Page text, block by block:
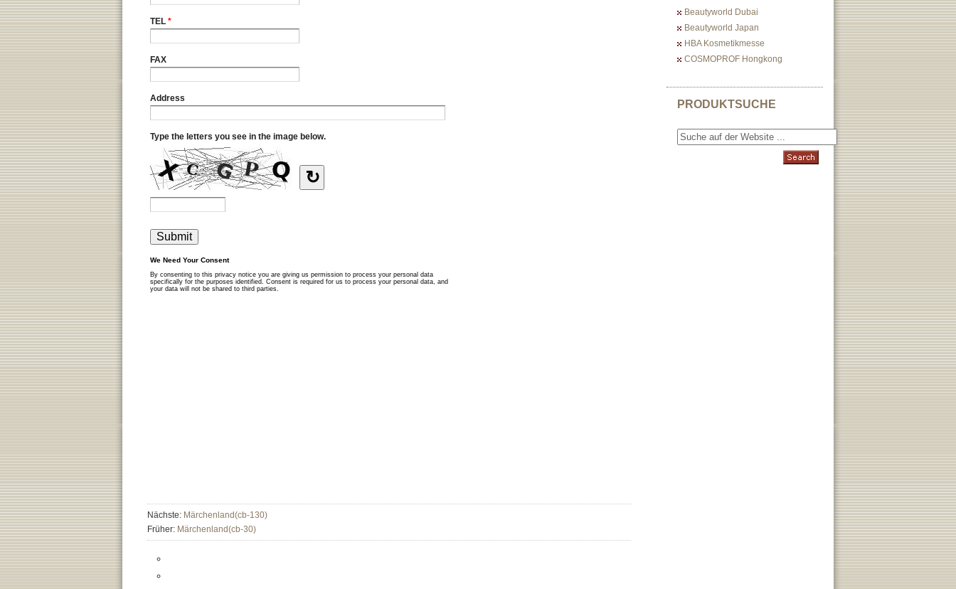
Nächste: Märchenland(cb-130)
Früher: Märchenland(cb-30)
Beautyworld Dubai
Beautyworld Japan
HBA Kosmetikmesse
COSMOPROF Hongkong
PRODUKTSUCHE